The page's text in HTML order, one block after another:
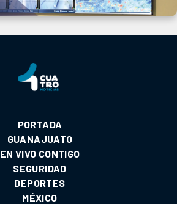
PORTADA
GUANAJUATO
EN VIVO CONTIGO
SEGURIDAD
DEPORTES
MÉXICO